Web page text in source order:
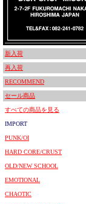
新入荷
再入荷
RECOMMEND
セール商品
すべての商品を見る
IMPORT
PUNK/OI
HARD CORE/CRUST
OLD/NEW SCHOOL
EMOTIONAL
CHAOTIC